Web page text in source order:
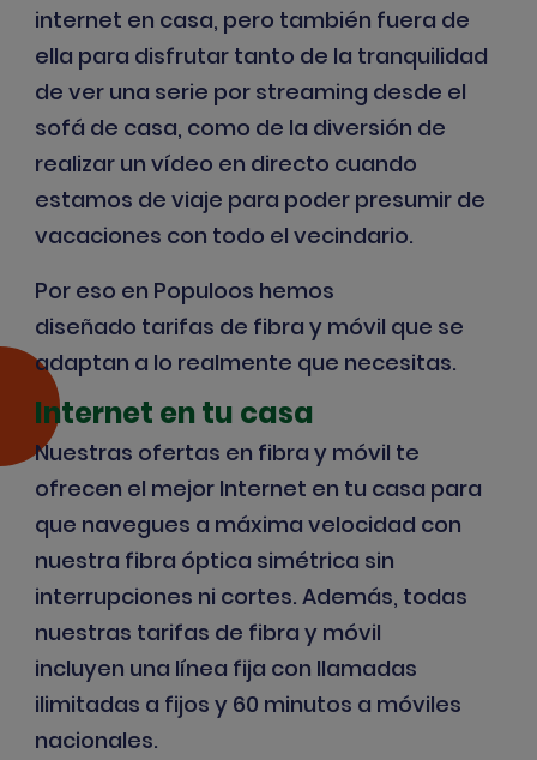
internet en casa, pero también fuera de
ella para disfrutar tanto de la tranquilidad
de ver una serie por streaming desde el
sofá de casa, como de la diversión de
realizar un vídeo en directo cuando
estamos de viaje para poder presumir de
vacaciones con todo el vecindario.
Por eso en Populoos hemos
diseñado tarifas de fibra y móvil que se
adaptan a lo realmente que necesitas.
Internet en tu casa
Nuestras ofertas en fibra y móvil te
ofrecen el mejor Internet en tu casa para
que navegues a máxima velocidad con
nuestra fibra óptica simétrica sin
interrupciones ni cortes. Además, todas
nuestras tarifas de fibra y móvil
incluyen una línea fija con llamadas
ilimitadas a fijos y 60 minutos a móviles
nacionales.